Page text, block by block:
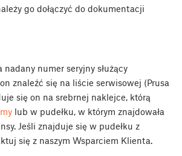
go dołączyć do dokumentacji
nadany numer seryjny służący
znaleźć się na liście serwisowej (Prusa
się on na srebrnej naklejce, którą
lub w pudełku, w którym znajdowała
Jeśli znajduje się w pudełku z
się z naszym Wsparciem Klienta.